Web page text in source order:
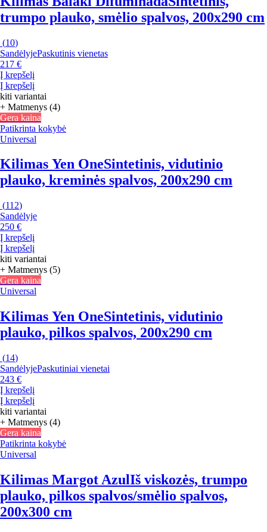
trumpo plauko, smėlio spalvos, 200x290 cm
(10)
SandėlyjePaskutinis vienetas
217 €
Į krepšelį
Į krepšelį
kiti variantai
+ Matmenys (4)
Gera kaina
Patikrinta kokybė
Universal
Kilimas Yen OneSintetinis, vidutinio
plauko, kreminės spalvos, 200x290 cm
(112)
Sandėlyje
250 €
Į krepšelį
Į krepšelį
kiti variantai
+ Matmenys (5)
Gera kaina
Universal
Kilimas Yen OneSintetinis, vidutinio
plauko, pilkos spalvos, 200x290 cm
(14)
SandėlyjePaskutiniai vienetai
243 €
Į krepšelį
Į krepšelį
kiti variantai
+ Matmenys (4)
Gera kaina
Patikrinta kokybė
Universal
Kilimas Margot AzulIš viskozės, trumpo
plauko, pilkos spalvos/smėlio spalvos,
200x300 cm